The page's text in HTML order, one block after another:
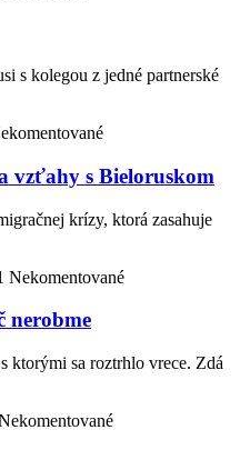
s kolegou z jedné partnerské
vzťahy s Bieloruskom
krízy, ktorá zasahuje
Nekomentované
nerobme
ktorými sa roztrhlo vrece. Zdá